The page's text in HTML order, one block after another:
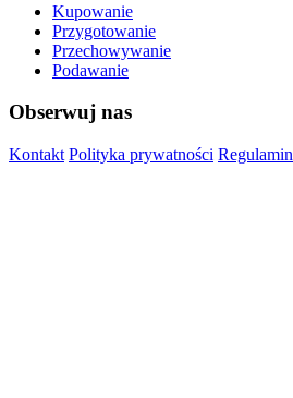
Kupowanie
Przygotowanie
Przechowywanie
Podawanie
Obserwuj nas
Kontakt Polityka prywatności Regulamin